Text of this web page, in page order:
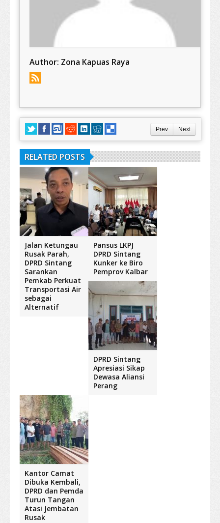
Author: Zona Kapuas Raya
Prev Next
RELATED POSTS
Jalan Ketungau
Rusak Parah,
DPRD Sintang
Sarankan
Pemkab Perkuat
Transportasi Air
sebagai
Alternatif
Pansus LKPJ
DPRD Sintang
Kunker ke Biro
Pemprov Kalbar
DPRD Sintang
Apresiasi Sikap
Dewasa Aliansi
Perang
Kantor Camat
Dibuka Kembali,
DPRD dan Pemda
Turun Tangan
Atasi Jembatan
Rusak